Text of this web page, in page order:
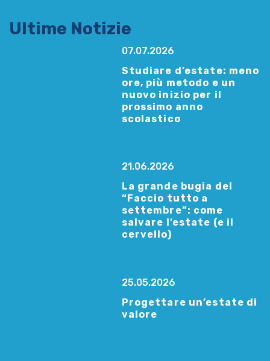
Ultime Notizie
07.07.2026
Studiare d’estate: meno
ore, più metodo e un
nuovo inizio per il
prossimo anno
scolastico
21.06.2026
La grande bugia del
“Faccio tutto a
settembre”: come
salvare l’estate (e il
cervello)
25.05.2026
Progettare un’estate di
valore